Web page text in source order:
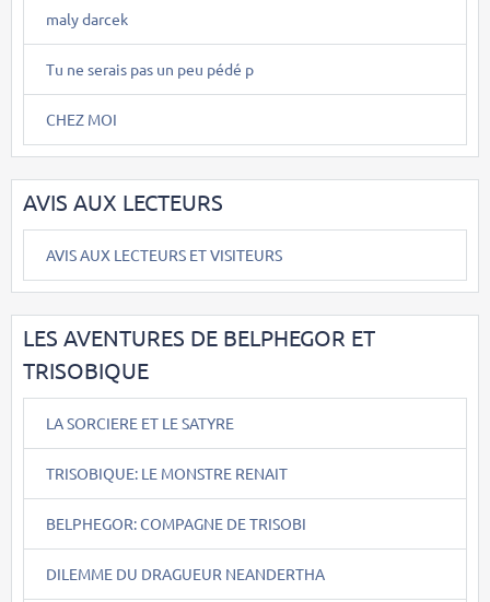
maly darcek
Tu ne serais pas un peu pédé p
CHEZ MOI
AVIS AUX LECTEURS
AVIS AUX LECTEURS ET VISITEURS
LES AVENTURES DE BELPHEGOR ET
TRISOBIQUE
LA SORCIERE ET LE SATYRE
TRISOBIQUE: LE MONSTRE RENAIT
BELPHEGOR: COMPAGNE DE TRISOBI
DILEMME DU DRAGUEUR NEANDERTHA